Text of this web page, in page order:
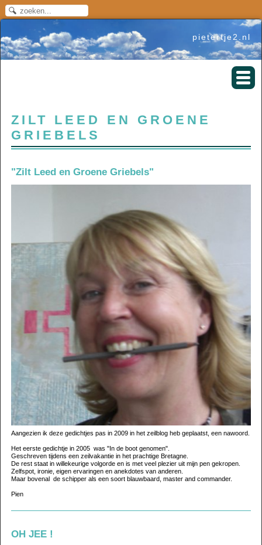
pietertje2.nl
ZILT LEED EN GROENE
GRIEBELS
"Zilt Leed en Groene Griebels"
Aangezien ik deze gedichtjes pas in 2009 in het zeilblog heb geplaatst, een nawoord.
Het eerste gedichtje in 2005 was "In de boot genomen".
Geschreven tijdens een zeilvakantie in het prachtige Bretagne.
De rest staat in willekeurige volgorde en is met veel plezier uit mijn pen gekropen.
Zelfspot, ironie, eigen ervaringen en anekdotes van anderen.
Maar bovenal de schipper als een soort blauwbaard, master and commander.
Pien
OH JEE !